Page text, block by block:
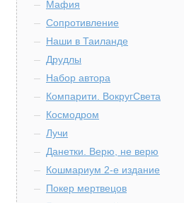
Мафия
Сопротивление
Наши в Таиланде
Друдлы
Набор автора
Компарити. ВокругСвета
Космодром
Лучи
Данетки. Верю, не верю
Кошмариум 2-е издание
Покер мертвецов